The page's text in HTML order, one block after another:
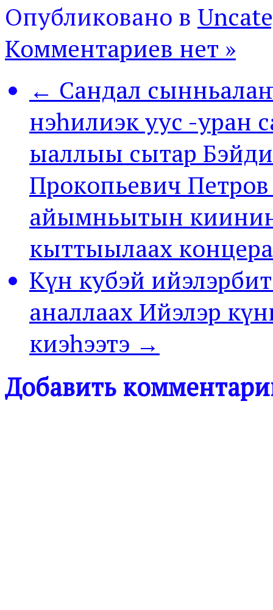
Опубликовано в
Комментариев нет »
← Сандал
нэһилиэк уус -уран
ыаллыы сытар
Прокопьевич
айымньытын
кыттыылаах концера
Күн кубэй
аналлаах Ийэлэр
киэһээтэ →
Добавить